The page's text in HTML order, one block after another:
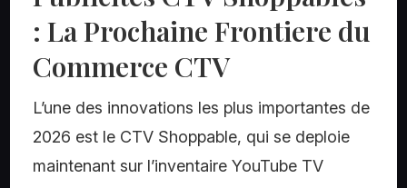
: La Prochaine Frontiere du
Commerce CTV
L’une des innovations les plus importantes de
2026 est le CTV Shoppable, qui se deploie
maintenant sur l’inventaire YouTube TV